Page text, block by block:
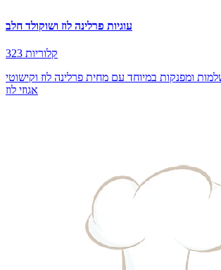
עוגיות פרלינה לוז ושוקולד חלב
323 קלוריות
ומפנקות במיוחד עם מחית פרלינה לוז וקישוטי
אגוזי לוז